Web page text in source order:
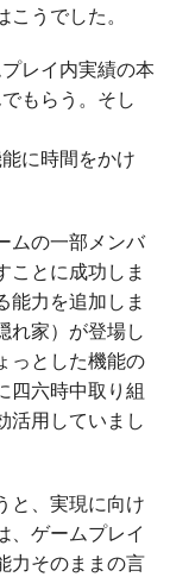
うでした。
レイ内実績の本
もらう。そし
に時間をかけ
ムの一部メンバ
ことに成功しま
能力を追加しま
れ家）が登場し
っとした機能の
四六時中取り組
活用していまし
と、実現に向け
、ゲームプレイ
力そのままの言